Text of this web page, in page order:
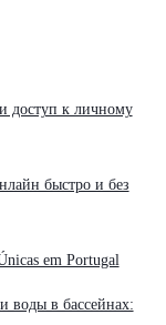
доступ к личному
быстро и без
em Portugal
воды в бассейнах: